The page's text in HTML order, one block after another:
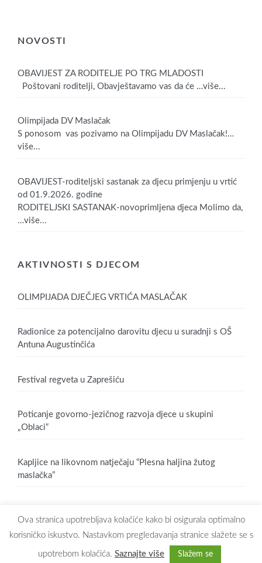
NOVOSTI
OBAVIJEST ZA RODITELJE PO TRG MLADOSTI
Poštovani roditelji, Obavještavamo vas da će …više...
Olimpijada DV Maslačak
S ponosom vas pozivamo na Olimpijadu DV Maslačak!…
više...
OBAVIJEST-roditeljski sastanak za djecu primjenju u vrtić
od 01.9.2026. godine
RODITELJSKI SASTANAK-novoprimljena djeca Molimo da,
…više...
AKTIVNOSTI S DJECOM
OLIMPIJADA DJEČJEG VRTIĆA MASLAČAK
Radionice za potencijalno darovitu djecu u suradnji s OŠ
Antuna Augustinčića
Festival regveta u Zaprešiću
Poticanje govorno-jezičnog razvoja djece u skupini
„Oblaci“
Kapljice na likovnom natječaju “Plesna haljina žutog
maslačka”
Copyright © 2026 Dječji vrtić Maslačak Zaprešić. All rights reserved.
Ova stranica upotrebljava kolačiće kako bi osigurala optimalno
korisničko iskustvo. Nastavkom pregledavanja stranice slažete se s
upotrebom kolačića. Saznajte više Slažem se